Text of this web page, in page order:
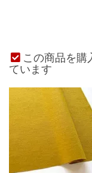
この商品を購
ています